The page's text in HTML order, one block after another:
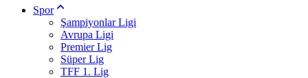
Spor
Şampiyonlar Ligi
Avrupa Ligi
Premier Lig
Süper Lig
TFF 1. Lig